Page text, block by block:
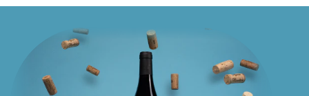
Château Climens - Cyprès de Climens1999 €37
Château Climens 1er Grand Cru Classé
Château Climens 1er Grand Cru Classé
Château Climens - Cyprès de Climens
1996 €36
Château Climens 1er Grand Cru Classé
1995 €78